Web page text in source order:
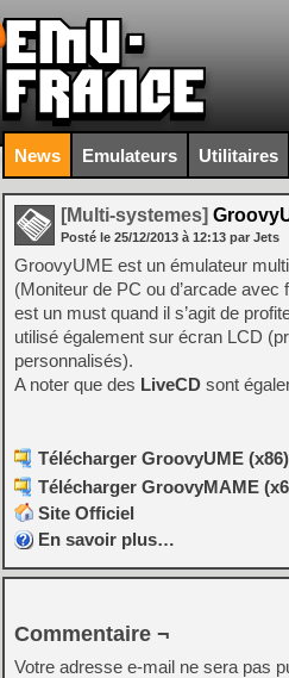
News Emulateurs Utilitaires
[Multi-systemes]
Posté le 25/12/2013 à 12:13 par Jets
GroovyUME est un émulateur
(Moniteur de PC ou d’arcade
est un must quand il s’agit de
utilisé également sur écran LCD
personnalisés).
A noter que des LiveCD sont
Télécharger GroovyUME
Télécharger GroovyMAME
Site Officiel
En savoir plus…
Commentaire ¬
Votre adresse e-mail ne sera pas